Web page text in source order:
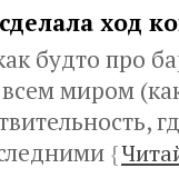
ход
будто про
миром
{